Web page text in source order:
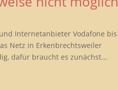
Internetanbieter Vodafone bis
Netz in Erkenbrechtsweiler
dafür braucht es zunächst...